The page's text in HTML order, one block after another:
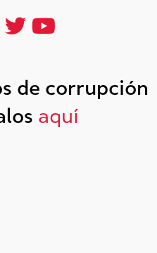
de corrupción
aquí